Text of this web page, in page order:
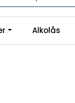
InstagramAlkolås